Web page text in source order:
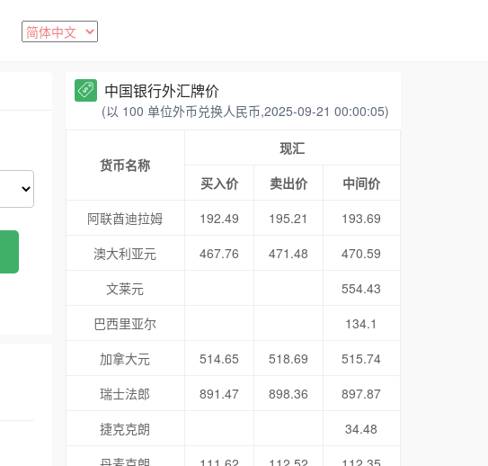
中国银行外汇牌价
(以 100 单位外币兑换人民币,2025-09-21 00:00:05)
货币名称
现汇
买入价
卖出价
中间价
阿联酋迪拉姆
192.49 195.21
193.69
澳大利亚元
467.76 471.48
470.59
文莱元
554.43
巴西里亚尔
134.1
加拿大元
514.65 518.69
515.74
瑞士法郎
891.47 898.36
897.87
捷克克朗
34.48